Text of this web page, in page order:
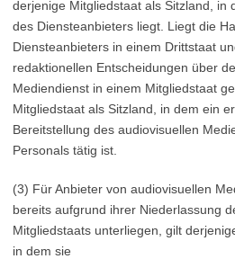
derjenige Mitgliedstaat als Sitzland, in
des Diensteanbieters liegt. Liegt die
Diensteanbieters in einem Drittstaat
redaktionellen Entscheidungen über
Mediendienst in einem Mitgliedstaat
Mitgliedstaat als Sitzland, in dem ein
Bereitstellung des audiovisuellen
Personals tätig ist.
(3) Für Anbieter von audiovisuellen
bereits aufgrund ihrer Niederlassung
Mitgliedstaats unterliegen, gilt
in dem sie